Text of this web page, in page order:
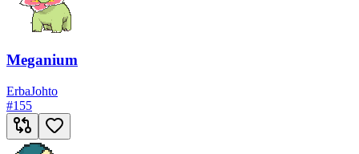
Meganium
ErbaJohto
#155